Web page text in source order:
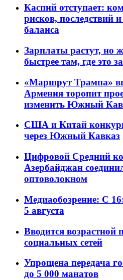
Каспий отступает:
рисков, последствий
баланса
Зарплаты растут, но
быстрее там, где это
«Маршрут Трампа»
Армения торопит
изменить Южный
США и Китай
через Южный Кавказ
Цифровой Средний
Азербайджан
оптоволокном
Медиаобозрение: С
5 августа
Вводится возрастной
социальных сетей
Упрощена передача
до 5 000 манатов